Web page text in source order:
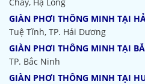
GIÀN PHƠI THÔNG MINH TẠI
Tuệ Tĩnh, TP. Hải Dương
GIÀN PHƠI THÔNG MINH TẠI
TP. Bắc Ninh
GIÀN PHƠI THÔNG MINH TẠI